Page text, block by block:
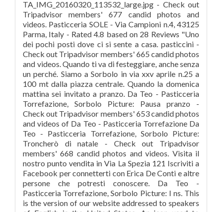
TA_IMG_20160320_113532_large.jpg - Check out
Tripadvisor members' 677 candid photos and
videos. Pasticceria SOLE - Via Campioni n.4, 43125
Parma, Italy - Rated 4.8 based on 28 Reviews "Uno
dei pochi posti dove ci si sente a casa. pasticcini -
Check out Tripadvisor members' 665 candid photos
and videos. Quando ti va di festeggiare, anche senza
un perché. Siamo a Sorbolo in via xxv aprile n.25 a
100 mt dalla piazza centrale. Quando la domenica
mattina sei invitato a pranzo. Da Teo - Pasticceria
Torrefazione, Sorbolo Picture: Pausa pranzo -
Check out Tripadvisor members' 653 candid photos
and videos of Da Teo - Pasticceria Torrefazione Da
Teo - Pasticceria Torrefazione, Sorbolo Picture:
Troncherò di natale - Check out Tripadvisor
members' 668 candid photos and videos. Visita il
nostro punto vendita in Via La Spezia 121 Iscriviti a
Facebook per connetterti con Erica De Conti e altre
persone che potresti conoscere. Da Teo -
Pasticceria Torrefazione, Sorbolo Picture: I ns. This
is the version of our website addressed to speakers